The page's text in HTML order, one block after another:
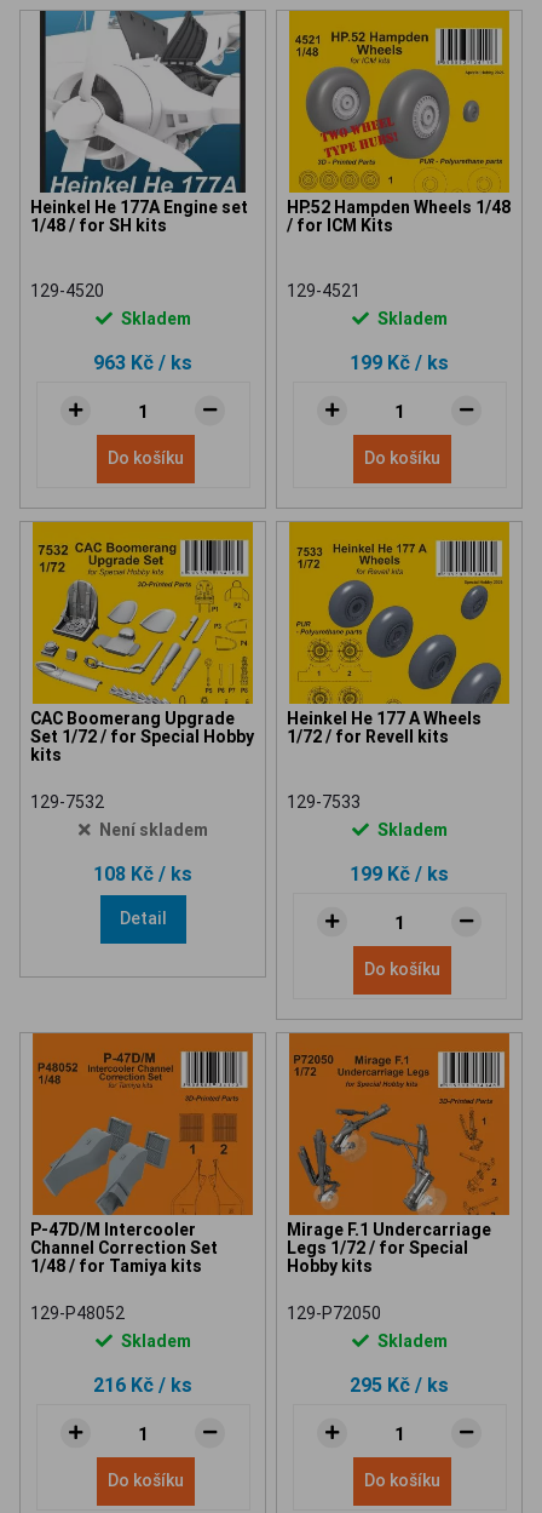
Heinkel He 177A Engine set
1/48 / for SH kits
129-4520
Skladem
963 Kč / ks
Do košíku
HP.52 Hampden Wheels 1/48
/ for ICM Kits
129-4521
Skladem
199 Kč / ks
Do košíku
CAC Boomerang Upgrade
Set 1/72 / for Special Hobby
kits
129-7532
Není skladem
108 Kč / ks
Detail
Heinkel He 177 A Wheels
1/72 / for Revell kits
129-7533
Skladem
199 Kč / ks
Do košíku
P-47D/M Intercooler
Channel Correction Set
1/48 / for Tamiya kits
129-P48052
Skladem
216 Kč / ks
Do košíku
Mirage F.1 Undercarriage
Legs 1/72 / for Special
Hobby kits
129-P72050
Skladem
295 Kč / ks
Do košíku